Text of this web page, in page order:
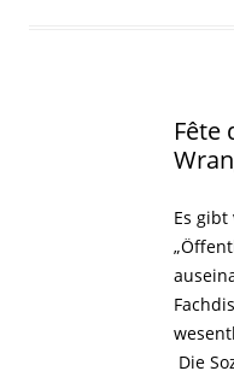
Fête
Es
Die